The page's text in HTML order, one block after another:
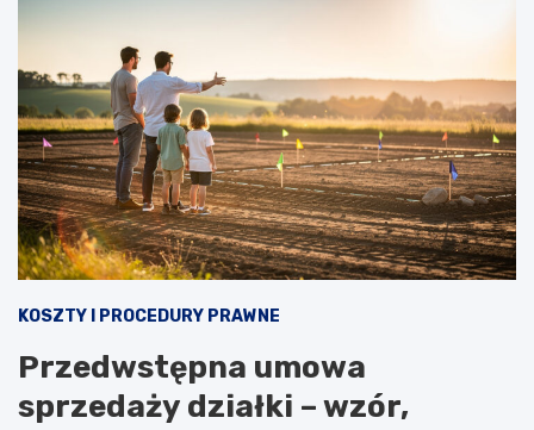
KOSZTY I PROCEDURY PRAWNE
Przedwstępna umowa
sprzedaży działki – wzór,